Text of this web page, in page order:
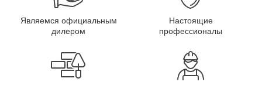
Являемся официальным
дилером
Настоящие
профессионалы